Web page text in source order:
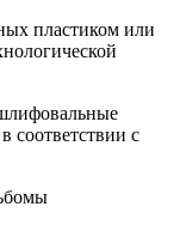
пластиком или
соответствии с